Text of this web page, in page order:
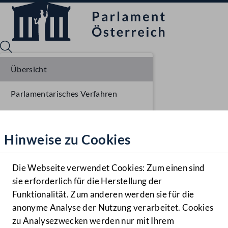
Hilfe
Benutzer
Navigationsmenü öffnen
MENÜ
Hinweise zu Cookies
Die Webseite verwendet Cookies: Zum einen sind
sie erforderlich für die Herstellung der
Funktionalität. Zum anderen werden sie für die
anonyme Analyse der Nutzung verarbeitet. Cookies
zu Analysezwecken werden nur mit Ihrem
Übersicht
Parlamentarisches Verfahren
Ausschussberatungen NR
Plenarberatungen NR